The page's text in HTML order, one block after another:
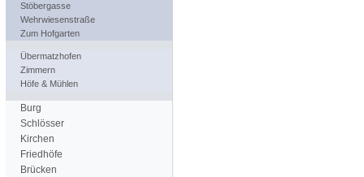
Stöbergasse
Wehrwiesenstraße
Zum Hofgarten
Übermatzhofen
Zimmern
Höfe & Mühlen
Burg
Schlösser
Kirchen
Friedhöfe
Brücken